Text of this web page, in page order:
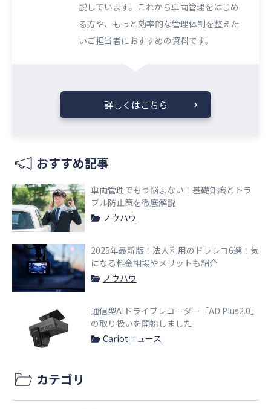
説しています。これから車両管理をはじめ
る方や、もっと効率的な管理体制を整えた
いご担当者におすすめの資料です。
詳しくはこちら
おすすめ記事
車両管理でもう悩まない！基礎知識とトラ
ブル防止策を徹底解説
ノウハウ
2025年最新版！法人利用のドラレコ6選！気
になる料金相場やメリットも紹介
ノウハウ
通信型AIドライブレコーダー「AD Plus2.0」
の取り扱いを開始しました
Cariotニュース
カテゴリ